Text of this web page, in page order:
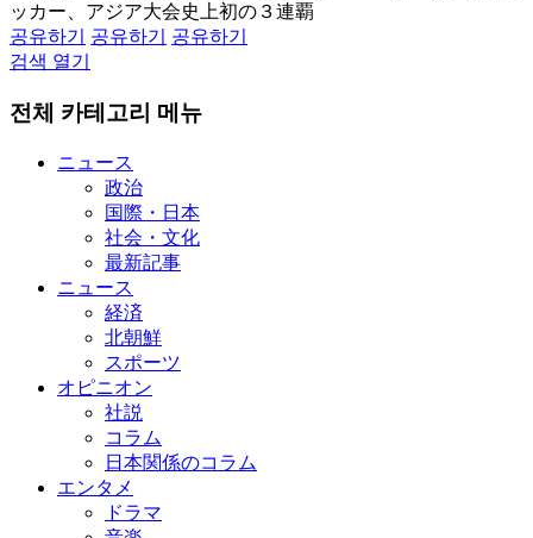
ッカー、アジア大会史上初の３連覇
공유하기
공유하기
공유하기
검색 열기
전체 카테고리 메뉴
ニュース
政治
国際・日本
社会・文化
最新記事
ニュース
経済
北朝鮮
スポーツ
オピニオン
社説
コラム
日本関係のコラム
エンタメ
ドラマ